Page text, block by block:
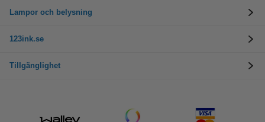
Lampor och belysning
123ink.se
Tillgänglighet